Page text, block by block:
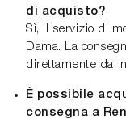
di acquisto?
Sì, il servizio di
Dama. La
direttamente dal
È possibile
consegna a